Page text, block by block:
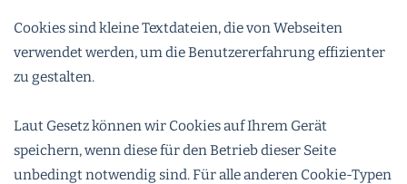
Cookies sind kleine Textdateien, die von Webseiten
verwendet werden, um die Benutzererfahrung effizienter
zu gestalten.
Laut Gesetz können wir Cookies auf Ihrem Gerät
speichern, wenn diese für den Betrieb dieser Seite
unbedingt notwendig sind. Für alle anderen Cookie-Typen